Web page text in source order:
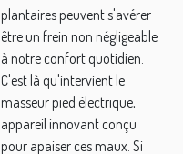
pour soulager
les douleurs
plantaires
plantaires peuvent s'avérer
être un frein non négligeable
à notre confort quotidien.
C'est là qu'intervient le
masseur pied électrique,
appareil innovant conçu
pour apaiser ces maux. Si